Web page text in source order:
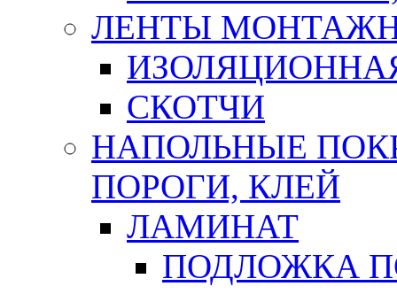
ЛЕНТЫ
СКОТЧИ
НАПОЛЬНЫЕ
ПОРОГИ, КЛЕЙ
ЛАМИНАТ
ПОДЛОЖКА